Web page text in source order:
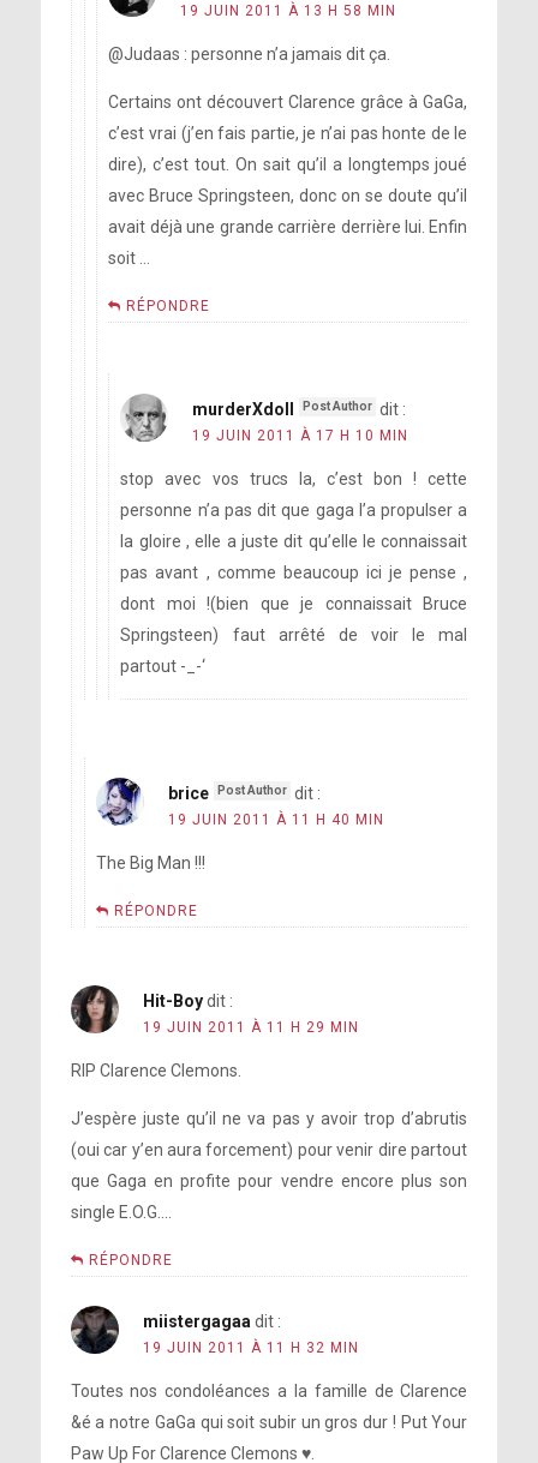
19 JUIN 2011 À 13 H 58 MIN
@Judaas : personne n’a jamais dit ça.
Certains ont découvert Clarence grâce à GaGa,
c’est vrai (j’en fais partie, je n’ai pas honte de le
dire), c’est tout. On sait qu’il a longtemps joué
avec Bruce Springsteen, donc on se doute qu’il
avait déjà une grande carrière derrière lui. Enfin
soit …
RÉPONDRE
murderXdoll dit :
19 JUIN 2011 À 17 H 10 MIN
stop avec vos trucs la, c’est bon ! cette
personne n’a pas dit que gaga l’a propulser a
la gloire , elle a juste dit qu’elle le connaissait
pas avant , comme beaucoup ici je pense ,
dont moi !(bien que je connaissait Bruce
Springsteen) faut arrêté de voir le mal
partout -_-‘
brice dit :
19 JUIN 2011 À 11 H 40 MIN
The Big Man !!!
RÉPONDRE
Hit-Boy dit :
19 JUIN 2011 À 11 H 29 MIN
RIP Clarence Clemons.
J’espère juste qu’il ne va pas y avoir trop d’abrutis
(oui car y’en aura forcement) pour venir dire partout
que Gaga en profite pour vendre encore plus son
single E.O.G….
RÉPONDRE
miistergagaa dit :
19 JUIN 2011 À 11 H 32 MIN
Toutes nos condoléances a la famille de Clarence
&é a notre GaGa qui soit subir un gros dur ! Put Your
Paw Up For Clarence Clemons ♥.